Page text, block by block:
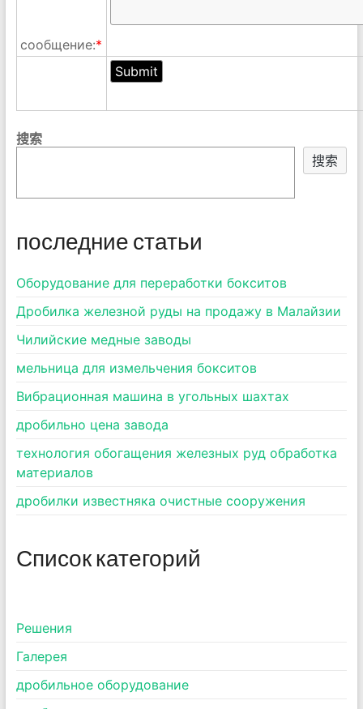
сообщение:*
搜索
搜索
последние статьи
Оборудование для переработки бокситов
Дробилка железной руды на продажу в Малайзии
Чилийские медные заводы
мельница для измельчения бокситов
Вибрационная машина в угольных шахтах
дробильно цена завода
технология обогащения железных руд обработка
материалов
дробилки известняка очистные сооружения
Список категорий
Pешения
Галерея
дробильное оборудование